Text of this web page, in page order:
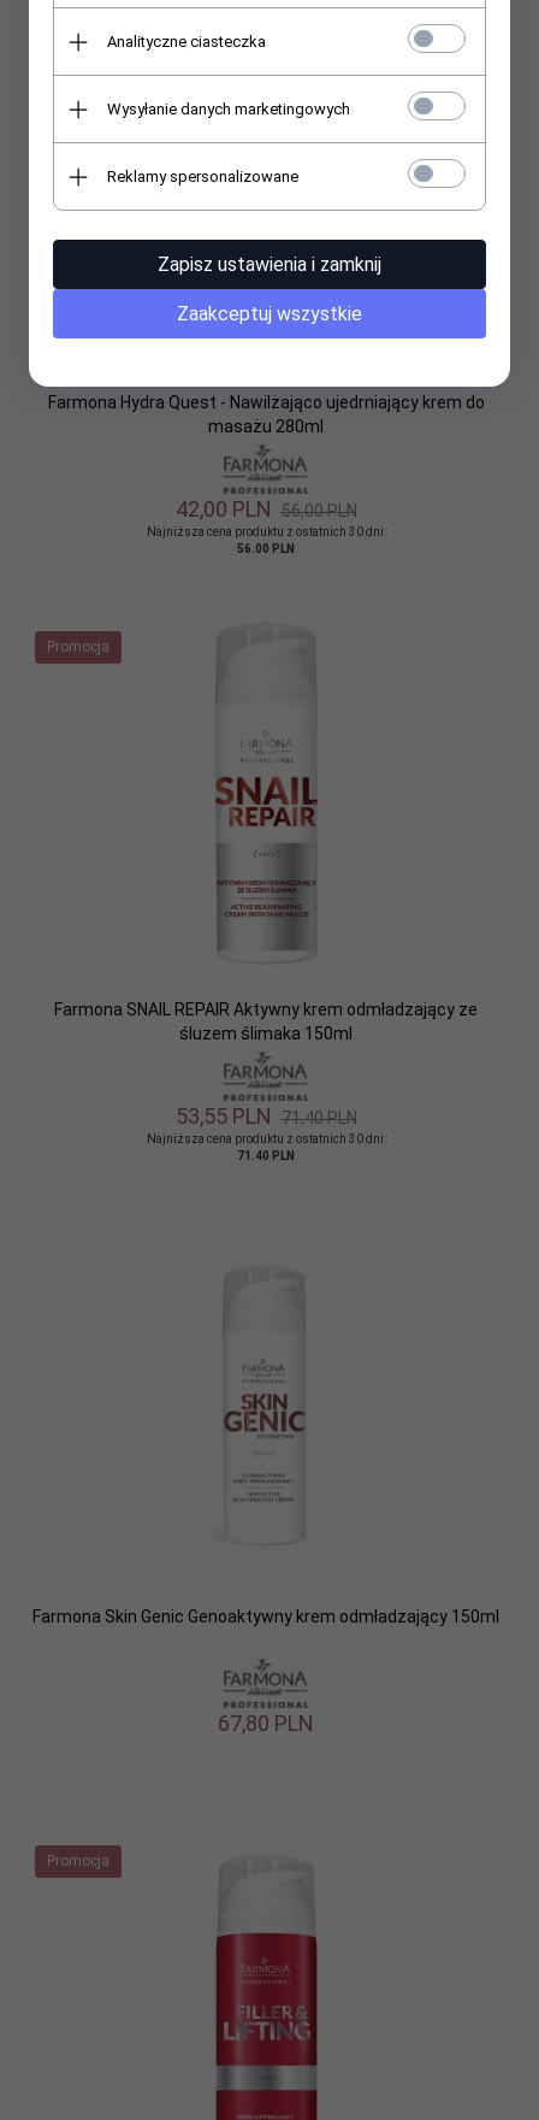
Promocja
Farmona Hydra Quest - Nawilżająco ujedrniający krem do
masażu 280ml
42,00 PLN 56,00 PLN
Najniższa cena produktu z ostatnich 30 dni:
56.00 PLN
Promocja
Farmona SNAIL REPAIR Aktywny krem odmładzający ze
śluzem ślimaka 150ml
53,55 PLN 71,40 PLN
Najniższa cena produktu z ostatnich 30 dni:
71.40 PLN
Farmona Skin Genic Genoaktywny krem odmładzający 150ml
67,80 PLN
Promocja
Analityczne ciasteczka
Wysyłanie danych marketingowych
Reklamy spersonalizowane
Zapisz ustawienia i zamknij
Zaakceptuj wszystkie